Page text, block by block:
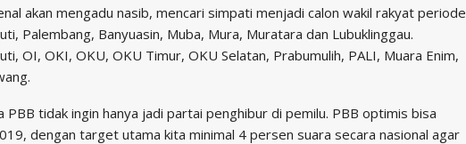
akan mengadu nasib, mencari simpati menjadi calon wakil rakyat periode
Palembang, Banyuasin, Muba, Mura, Muratara dan Lubuklinggau.
OI, OKI, OKU, OKU Timur, OKU Selatan, Prabumulih, PALI, Muara Enim,
tidak ingin hanya jadi partai penghibur di pemilu. PBB optimis bisa
dengan target utama kita minimal 4 persen suara secara nasional agar